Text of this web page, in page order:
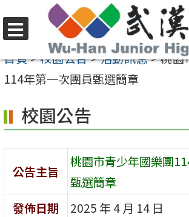
至
要
容
區
選
單
首頁>校園公告>活動訊息>桃園
114年第一次團員甄選簡章
校園公告
公告主旨
桃園市青少年國樂團
甄選簡章
發佈日期
2025 年 4 月 14 日